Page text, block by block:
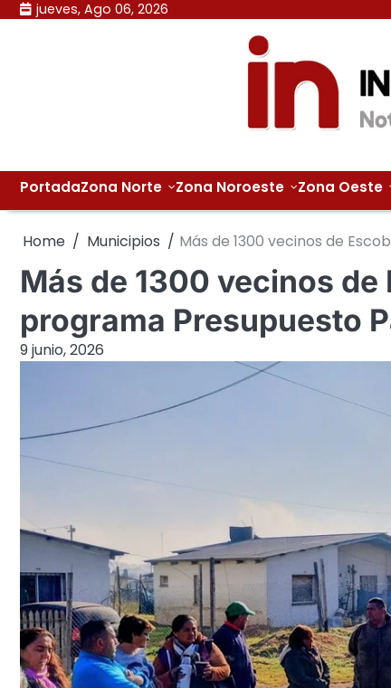
Skip jueves, Ago 06, 2026
PortadaZona Norte Zona Noroeste Zona Oeste
Home Municipios Más de 1300 vecinos de
Más de 1300 vecinos
programa Presupuesto
9 junio, 2026